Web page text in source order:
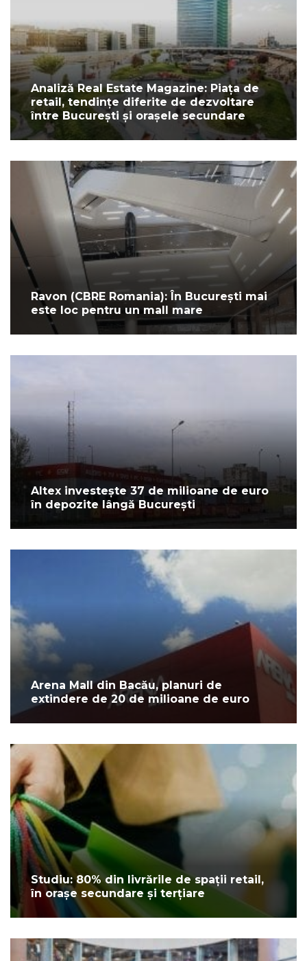
Analiză Real Estate Magazine: Piața de
retail, tendințe diferite de dezvoltare
între București și orașele secundare
Ravon (CBRE Romania): În București mai
este loc pentru un mall mare
Altex investește 37 de milioane de euro
în depozite lângă București
Arena Mall din Bacău, planuri de
extindere de 20 de milioane de euro
Studiu: 80% din livrările de spații retail,
în orașe secundare și terțiare